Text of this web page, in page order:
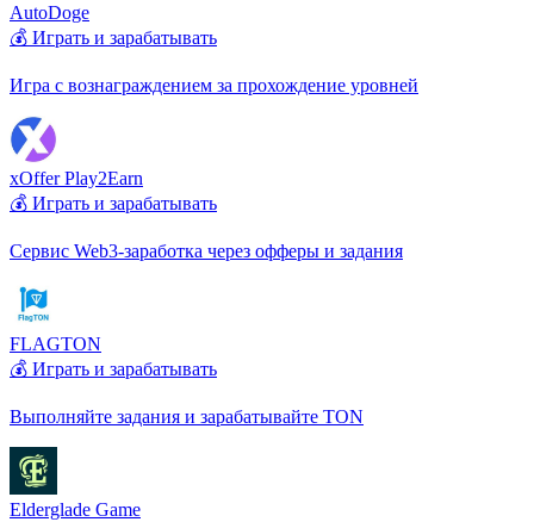
AutoDoge
💰 Играть и зарабатывать
Игра с вознаграждением за прохождение уровней
xOffer Play2Earn
💰 Играть и зарабатывать
Сервис Web3-заработка через офферы и задания
FLAGTON
💰 Играть и зарабатывать
Выполняйте задания и зарабатывайте TON
Elderglade Game